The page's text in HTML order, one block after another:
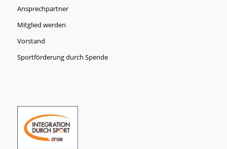
Ansprechpartner
Mitglied werden
Vorstand
Sportförderung durch Spende